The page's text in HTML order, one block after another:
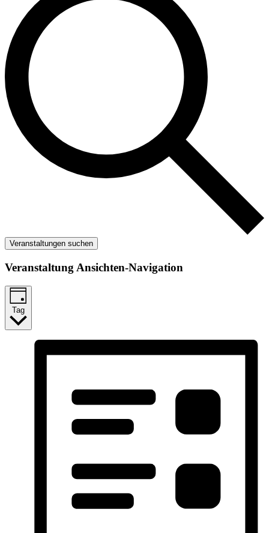
Veranstaltungen suchen
Veranstaltung Ansichten-Navigation
Tag